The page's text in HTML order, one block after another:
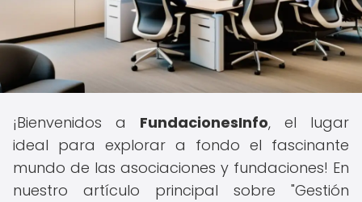
¡Bienvenidos a FundacionesInfo, el lugar
ideal para explorar a fondo el fascinante
mundo de las asociaciones y fundaciones! En
nuestro artículo principal sobre "Gestión